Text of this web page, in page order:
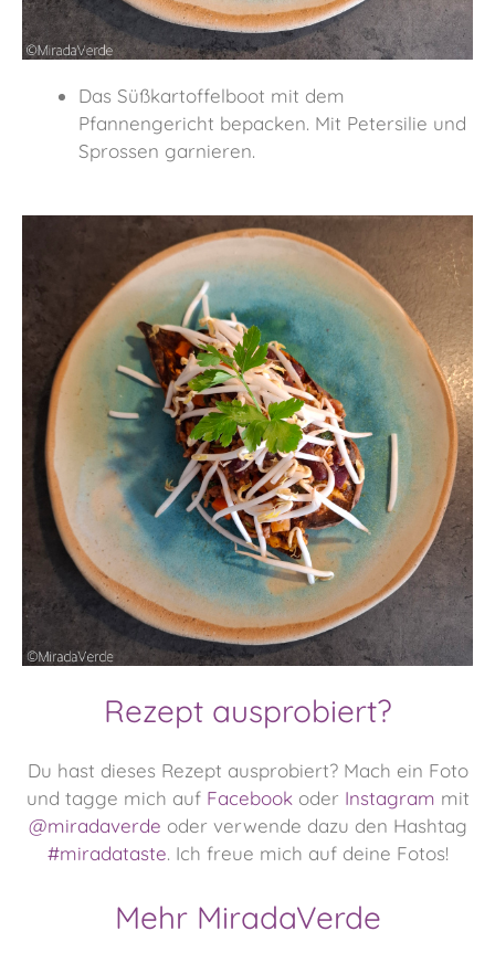
Das Süßkartoffelboot mit dem
Pfannengericht bepacken. Mit Petersilie und
Sprossen garnieren.
Rezept ausprobiert?
Du hast dieses Rezept ausprobiert? Mach ein Foto
und tagge mich auf Facebook oder Instagram mit
@miradaverde oder verwende dazu den Hashtag
#miradataste. Ich freue mich auf deine Fotos!
Mehr MiradaVerde